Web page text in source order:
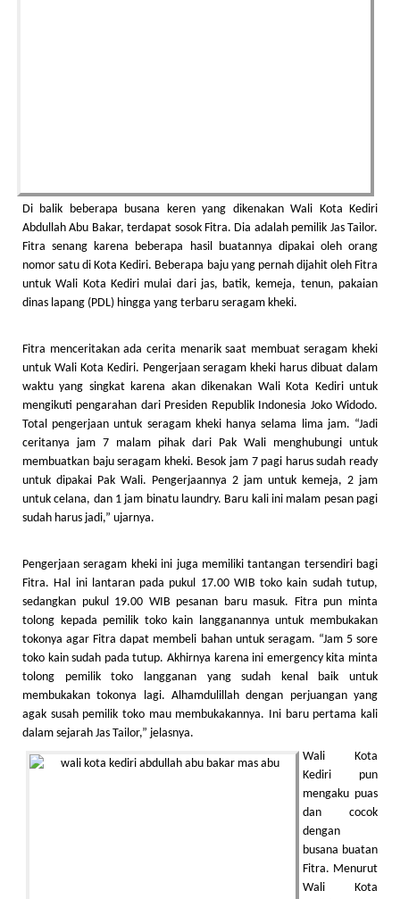
Di balik beberapa busana keren yang dikenakan Wali Kota Kediri
Abdullah Abu Bakar, terdapat sosok Fitra. Dia adalah pemilik Jas Tailor.
Fitra senang karena beberapa hasil buatannya dipakai oleh orang
nomor satu di Kota Kediri. Beberapa baju yang pernah dijahit oleh Fitra
untuk Wali Kota Kediri mulai dari jas, batik, kemeja, tenun, pakaian
dinas lapang (PDL) hingga yang terbaru seragam kheki.
Fitra menceritakan ada cerita menarik saat membuat seragam kheki
untuk Wali Kota Kediri. Pengerjaan seragam kheki harus dibuat dalam
waktu yang singkat karena akan dikenakan Wali Kota Kediri untuk
mengikuti pengarahan dari Presiden Republik Indonesia Joko Widodo.
Total pengerjaan untuk seragam kheki hanya selama lima jam. “Jadi
ceritanya jam 7 malam pihak dari Pak Wali menghubungi untuk
membuatkan baju seragam kheki. Besok jam 7 pagi harus sudah ready
untuk dipakai Pak Wali. Pengerjaannya 2 jam untuk kemeja, 2 jam
untuk celana, dan 1 jam binatu laundry. Baru kali ini malam pesan pagi
sudah harus jadi,” ujarnya.
Pengerjaan seragam kheki ini juga memiliki tantangan tersendiri bagi
Fitra. Hal ini lantaran pada pukul 17.00 WIB toko kain sudah tutup,
sedangkan pukul 19.00 WIB pesanan baru masuk. Fitra pun minta
tolong kepada pemilik toko kain langganannya untuk membukakan
tokonya agar Fitra dapat membeli bahan untuk seragam. “Jam 5 sore
toko kain sudah pada tutup. Akhirnya karena ini emergency kita minta
tolong pemilik toko langganan yang sudah kenal baik untuk
membukakan tokonya lagi. Alhamdulillah dengan perjuangan yang
agak susah pemilik toko mau membukakannya. Ini baru pertama kali
dalam sejarah Jas Tailor,” jelasnya.
Wali Kota
Kediri pun
mengaku puas
dan cocok
dengan
busana buatan
Fitra. Menurut
Wali Kota